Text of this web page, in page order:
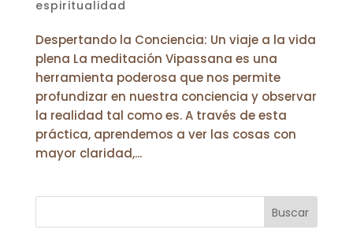
espiritualidad
Despertando la Conciencia: Un viaje a la vida
plena La meditación Vipassana es una
herramienta poderosa que nos permite
profundizar en nuestra conciencia y observar
la realidad tal como es. A través de esta
práctica, aprendemos a ver las cosas con
mayor claridad,...